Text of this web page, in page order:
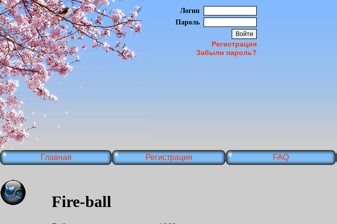
Логин
Пароль
Регистрация
Забыли пароль?
Главная Регистрация FAQ
Fire-ball